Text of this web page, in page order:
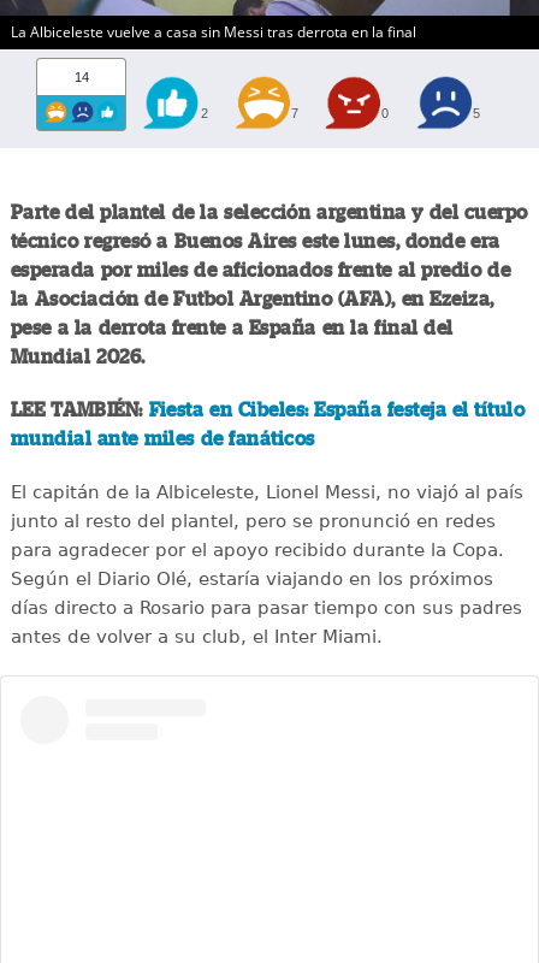
La Albiceleste vuelve a casa sin Messi tras derrota en la final
14
2 7 0 5
Parte del plantel de la selección argentina y del cuerpo
técnico regresó a Buenos Aires este lunes, donde era
esperada por miles de aficionados frente al predio de
la Asociación de Futbol Argentino (AFA), en Ezeiza,
pese a la derrota frente a España en la final del
Mundial 2026.
LEE TAMBIÉN: Fiesta en Cibeles: España festeja el título
mundial ante miles de fanáticos
El capitán de la Albiceleste, Lionel Messi, no viajó al país
junto al resto del plantel, pero se pronunció en redes
para agradecer por el apoyo recibido durante la Copa.
Según el Diario Olé, estaría viajando en los próximos
días directo a Rosario para pasar tiempo con sus padres
antes de volver a su club, el Inter Miami.